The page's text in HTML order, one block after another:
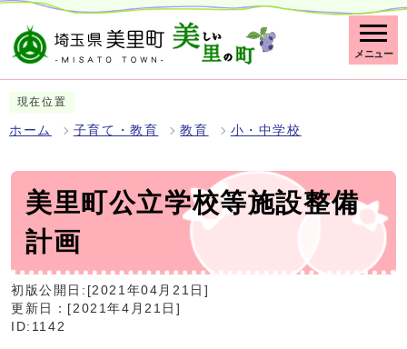
メニュー
現在位置
ホーム 子育て・教育 教育 小・中学校
美里町公立学校等施設整備
計画
初版公開日:[2021年04月21日]
更新日：[2021年4月21日]
ID:1142